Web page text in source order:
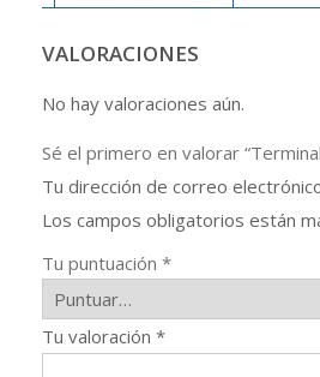
VALORACIONES
No hay valoraciones aún.
Sé el primero en valorar
Tu dirección de correo
Los campos obligatorios están
Tu puntuación *
Tu valoración *